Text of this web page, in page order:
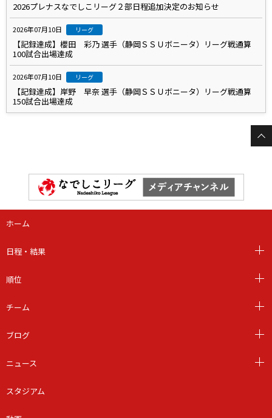
2026プレナスなでしこリーグ２部日程追加決定のお知らせ
2026年07月10日 リーグ
【記録達成】櫻田 彩乃 選手（静岡ＳＳＵボニータ）リーグ戦通算
100試合出場達成
2026年07月10日 リーグ
【記録達成】岸野 早奈 選手（静岡ＳＳＵボニータ）リーグ戦通算
150試合出場達成
ホーム
日程・結果
順位
チーム
ブログ
ニュース
スタジアム